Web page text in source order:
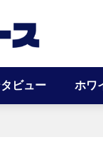
ビュー ホワ